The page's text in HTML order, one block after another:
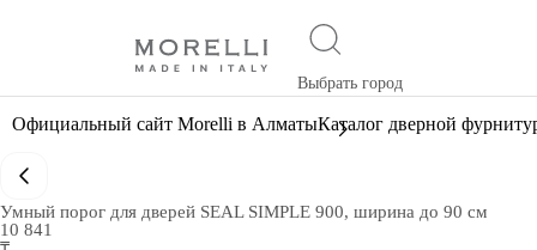
Выбрать город
Официальный сайт Morelli в АлматыКаталог дверной
Умный порог для дверей SEAL SIMPLE 900, ширина до 90 см
10 841